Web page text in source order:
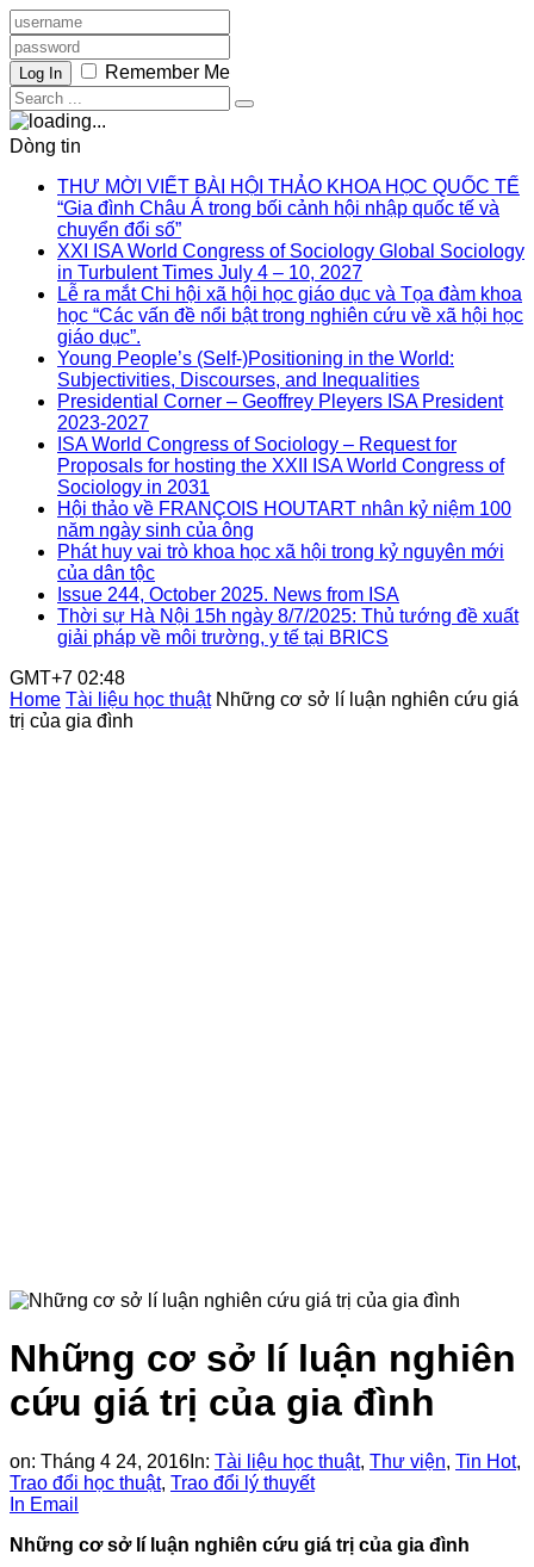
Log In Remember Me
Dòng tin
THƯ MỜI VIẾT BÀI HỘI THẢO KHOA HỌC QUỐC TẾ
“Gia đình Châu Á trong bối cảnh hội nhập quốc tế và
chuyển đổi số”
XXI ISA World Congress of Sociology Global Sociology
in Turbulent Times July 4 – 10, 2027
Lễ ra mắt Chi hội xã hội học giáo dục và Tọa đàm khoa
học “Các vấn đề nổi bật trong nghiên cứu về xã hội học
giáo dục”.
Young People’s (Self-)Positioning in the World:
Subjectivities, Discourses, and Inequalities
Presidential Corner – Geoffrey Pleyers ISA President
2023-2027
ISA World Congress of Sociology – Request for
Proposals for hosting the XXII ISA World Congress of
Sociology in 2031
Hội thảo về FRANÇOIS HOUTART nhân kỷ niệm 100
năm ngày sinh của ông
Phát huy vai trò khoa học xã hội trong kỷ nguyên mới
của dân tộc
Issue 244, October 2025. News from ISA
Thời sự Hà Nội 15h ngày 8/7/2025: Thủ tướng đề xuất
giải pháp về môi trường, y tế tại BRICS
GMT+7 02:48
Home Tài liệu học thuật Những cơ sở lí luận nghiên cứu giá
trị của gia đình
Những cơ sở lí luận nghiên
cứu giá trị của gia đình
on: Tháng 4 24, 2016 In: Tài liệu học thuật, Thư viện, Tin Hot,
Trao đổi học thuật, Trao đổi lý thuyết
In Email
Những cơ sở lí luận nghiên cứu giá trị của gia đình